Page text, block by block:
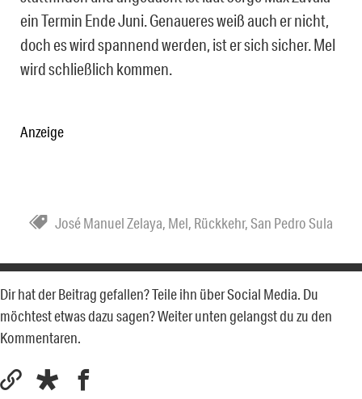
ein Termin Ende Juni. Genaueres weiß auch er nicht,
doch es wird spannend werden, ist er sich sicher. Mel
wird schließlich kommen.
Anzeige
José Manuel Zelaya, Mel, Rückkehr,San Pedro Sula
Dir hat der Beitrag gefallen? Teile ihn über Social Media. Du
möchtest etwas dazu sagen? Weiter unten gelangst du zu den
Kommentaren.